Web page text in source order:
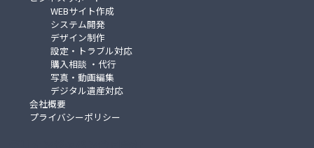
WEBサイト作成
システム開発
デザイン制作
設定・トラブル対応
購入相談 ・代行
写真・動画編集
デジタル遺産対応
会社概要
プライバシーポリシー